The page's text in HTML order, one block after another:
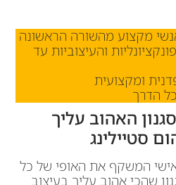
מקצוע מהשורה הראשונה
והעיצוביות עד
ומקצועית
הדרך
האהוב עליך
סטיילינג
המשקף את האופי של כל
שהכי אהוב עליך בעיצוב